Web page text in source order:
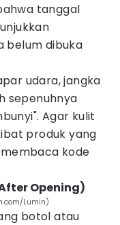
tanggal
belum dibuka
udara, jangka
sepenuhnya
Agar kulit
produk yang
kode
Opening)
Lumin)
botol atau